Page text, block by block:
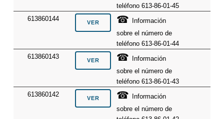
teléfono 613-86-01-45
613860144
☎
Información
sobre el número de
teléfono 613-86-01-44
613860143
☎
Información
sobre el número de
teléfono 613-86-01-43
613860142
☎
Información
sobre el número de